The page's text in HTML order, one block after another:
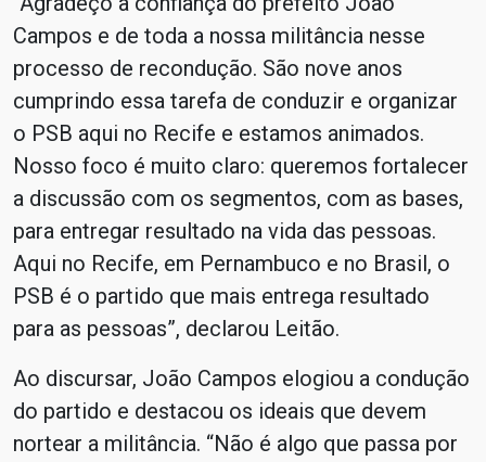
Campos e de toda a nossa militância nesse
processo de recondução. São nove anos
cumprindo essa tarefa de conduzir e organizar
o PSB aqui no Recife e estamos animados.
Nosso foco é muito claro: queremos fortalecer
a discussão com os segmentos, com as bases,
para entregar resultado na vida das pessoas.
Aqui no Recife, em Pernambuco e no Brasil, o
PSB é o partido que mais entrega resultado
para as pessoas”, declarou Leitão.
Ao discursar, João Campos elogiou a condução
do partido e destacou os ideais que devem
nortear a militância. “Não é algo que passa por